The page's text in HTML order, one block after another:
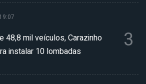
48,8 mil veículos, Carazinho
instalar 10 lombadas
3